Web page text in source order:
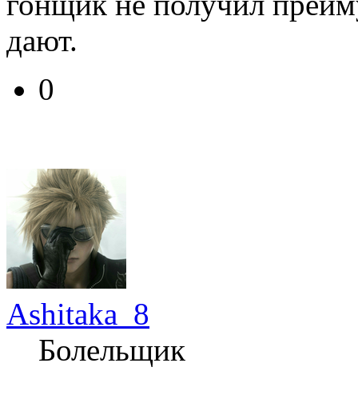
дают.
0
Ashitaka_8
Болельщик